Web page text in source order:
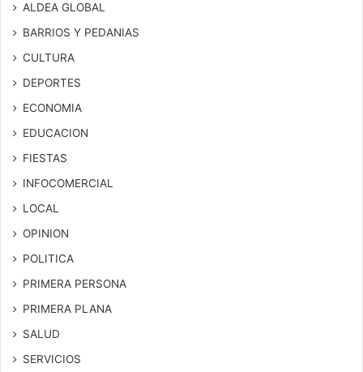
ALDEA GLOBAL
BARRIOS Y PEDANIAS
CULTURA
DEPORTES
ECONOMIA
EDUCACION
FIESTAS
INFOCOMERCIAL
LOCAL
OPINION
POLITICA
PRIMERA PERSONA
PRIMERA PLANA
SALUD
SERVICIOS